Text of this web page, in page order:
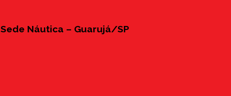
Sede Náutica – Guarujá/SP